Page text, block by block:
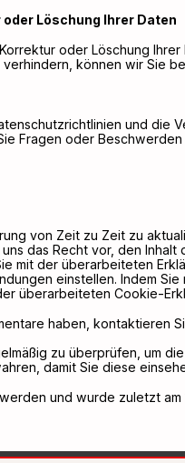
Löschung Ihrer Daten
oder Löschung
verhindern, können wir Sie
und die
Fragen oder
von Zeit zu Zeit zu
das Recht vor, den
mit der überarbeiteten
einstellen. Indem
überarbeiteten Cookie-
haben, kontaktieren
zu überprüfen, um
damit Sie diese
und wurde zuletzt am